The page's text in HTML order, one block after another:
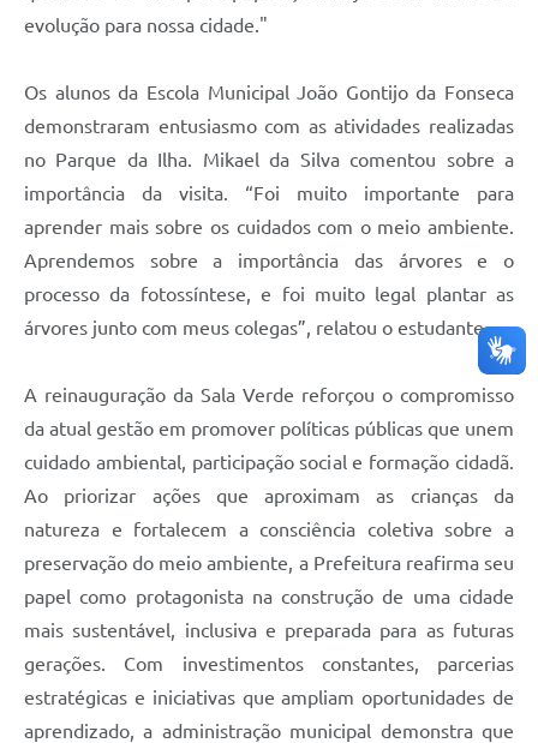
evolução para nossa cidade."
Os alunos da Escola Municipal João Gontijo da Fonseca
demonstraram entusiasmo com as atividades realizadas
no Parque da Ilha. Mikael da Silva comentou sobre a
importância da visita. “Foi muito importante para
aprender mais sobre os cuidados com o meio ambiente.
Aprendemos sobre a importância das árvores e o
processo da fotossíntese, e foi muito legal plantar as
árvores junto com meus colegas”, relatou o estudante.
A reinauguração da Sala Verde reforçou o compromisso
da atual gestão em promover políticas públicas que unem
cuidado ambiental, participação social e formação cidadã.
Ao priorizar ações que aproximam as crianças da
natureza e fortalecem a consciência coletiva sobre a
preservação do meio ambiente, a Prefeitura reafirma seu
papel como protagonista na construção de uma cidade
mais sustentável, inclusiva e preparada para as futuras
gerações. Com investimentos constantes, parcerias
estratégicas e iniciativas que ampliam oportunidades de
aprendizado, a administração municipal demonstra que